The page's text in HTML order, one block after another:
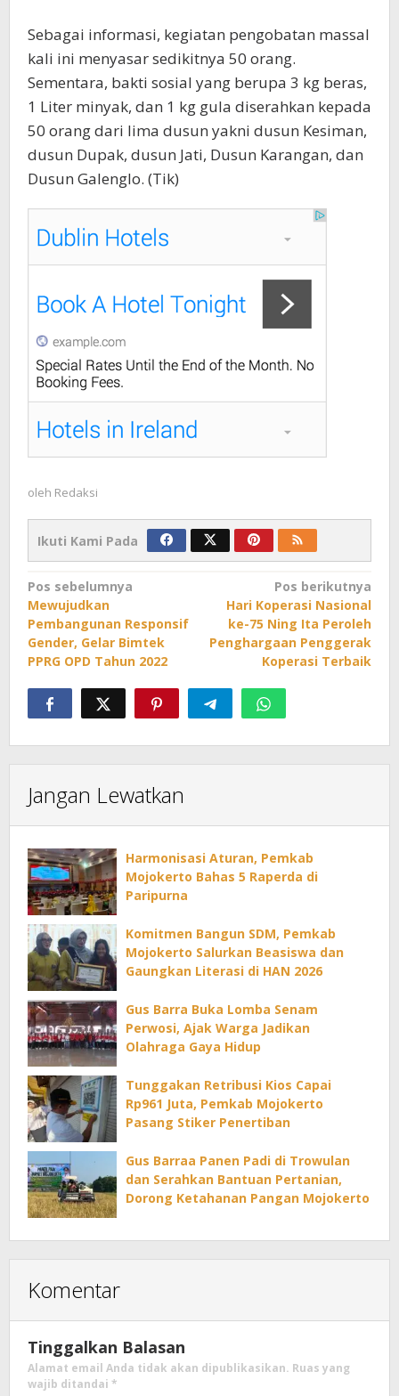
Sebagai informasi, kegiatan pengobatan massal
kali ini menyasar sedikitnya 50 orang.
Sementara, bakti sosial yang berupa 3 kg beras,
1 Liter minyak, dan 1 kg gula diserahkan kepada
50 orang dari lima dusun yakni dusun Kesiman,
dusun Dupak, dusun Jati, Dusun Karangan, dan
Dusun Galenglo. (Tik)
oleh Redaksi
Ikuti Kami Pada
Navigasi
pos
Pos sebelumnya
Mewujudkan
Pembangunan Responsif
Gender, Gelar Bimtek
PPRG OPD Tahun 2022
Pos berikutnya
Hari Koperasi Nasional
ke-75 Ning Ita Peroleh
Penghargaan Penggerak
Koperasi Terbaik
Jangan Lewatkan
Harmonisasi Aturan, Pemkab
Mojokerto Bahas 5 Raperda di
Paripurna
Komitmen Bangun SDM, Pemkab
Mojokerto Salurkan Beasiswa dan
Gaungkan Literasi di HAN 2026
Gus Barra Buka Lomba Senam
Perwosi, Ajak Warga Jadikan
Olahraga Gaya Hidup
Tunggakan Retribusi Kios Capai
Rp961 Juta, Pemkab Mojokerto
Pasang Stiker Penertiban
Gus Barraa Panen Padi di Trowulan
dan Serahkan Bantuan Pertanian,
Dorong Ketahanan Pangan Mojokerto
Komentar
Tinggalkan Balasan
Alamat email Anda tidak akan dipublikasikan. Ruas yang
wajib ditandai *